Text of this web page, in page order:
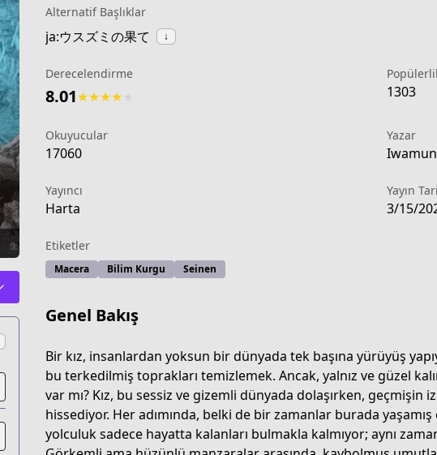
6d09-4f3d-8e8e-6c9ae65b5857
Alternatif Başlıklar
ja:ウスズミの果て ↓
Derecelendirme
8.01★★★★ 1303
Okuyucular
17060
Yazar
Yayıncı
Harta
Yayın
3/15/
Etiketler
Macera Bilim Kurgu Seinen
Genel Bakış
Bir kız, insanlardan yoksun bir dünyada tek başına yürüyüş
bu terkedilmiş toprakları temizlemek. Ancak, yalnız ve güzel
var mı? Kız, bu sessiz ve gizemli dünyada dolaşırken, geçmişin
hissediyor. Her adımında, belki de bir zamanlar burada
yolculuk sadece hayatta kalanları bulmakla kalmıyor; aynı